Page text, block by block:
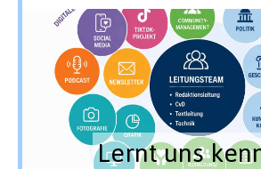
Lernt uns